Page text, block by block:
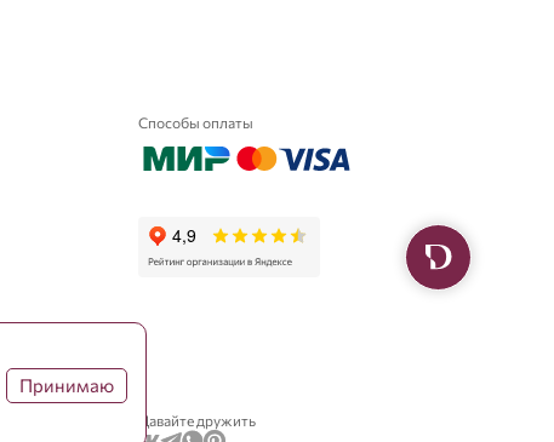
Способы оплаты
Давайте дружить
Принимаю